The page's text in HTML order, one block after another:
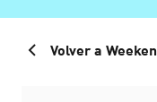
Volver a